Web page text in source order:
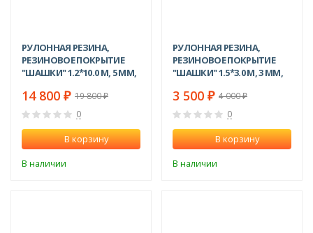
РУЛОННАЯ РЕЗИНА,
РЕЗИНОВОЕ ПОКРЫТИЕ
"ШАШКИ" 1.2*10.0 М, 5 ММ,
14 800 ₽ 19 800₽
0
В корзину
В наличии
РУЛОННАЯ РЕЗИНА,
РЕЗИНОВОЕ ПОКРЫТИЕ
"ШАШКИ" 1.5*3.0 М, 3 ММ,
3 500 ₽ 4 000₽
0
В корзину
В наличии